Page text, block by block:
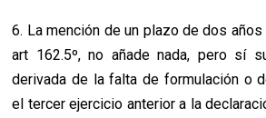
6. La mención de un plazo de dos
art 162.5º, no añade nada, pero sí
derivada de la falta de formulación o
el tercer ejercicio anterior a la